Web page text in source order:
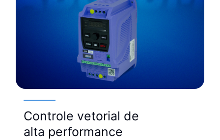
Controle vetorial de
alta performance